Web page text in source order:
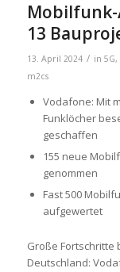
13
13. April 2024 / in 5G,
m2cs
Vodafone: Mit
Funklöcher
geschaffen
155 neue
genommen
Fast 500
aufgewertet
Große Fortschritte
Deutschland: